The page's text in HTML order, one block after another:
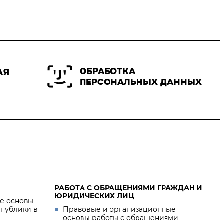
ОБРАБОТКА
ПЕРСОНАЛЬНЫХ ДАННЫХ
основы
в
РАБОТА С ОБРАЩЕНИЯМИ ГРАЖДАН И
ЮРИДИЧЕСКИХ ЛИЦ
Правовые и организационные
основы работы с обращениями